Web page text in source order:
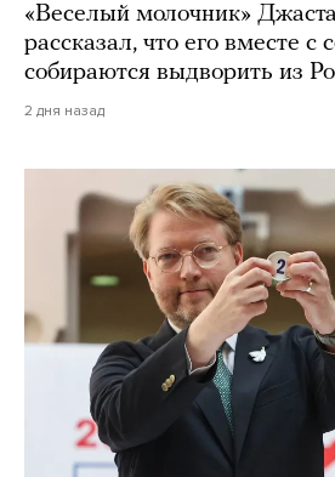
«Веселый молочник»
рассказал, что его вместе с
собираются выдворить из
2 дня назад